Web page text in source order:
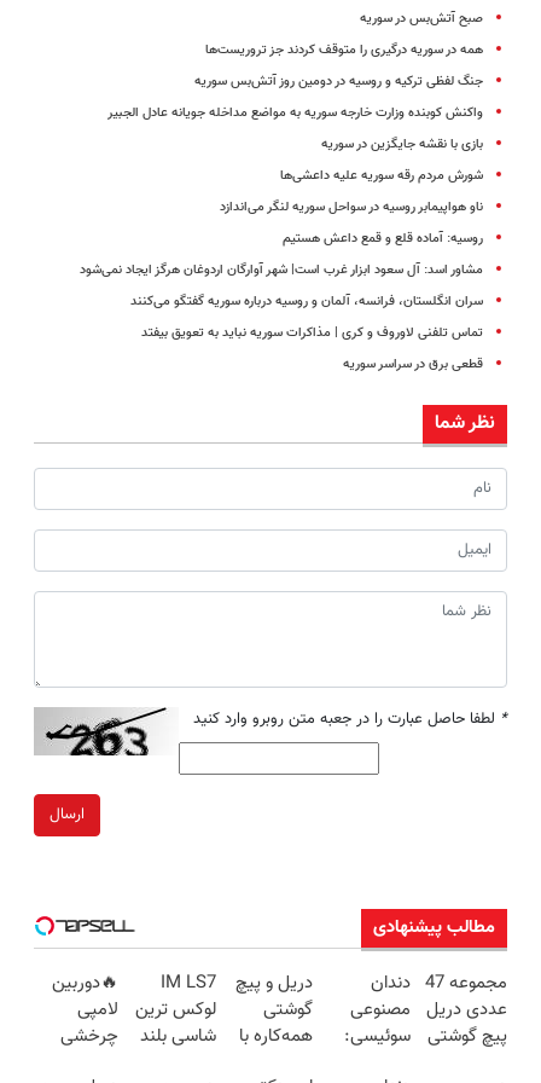
صبح آتش‌بس در سوریه
همه در سوریه درگیری را متوقف کردند جز تروریست‌ها
جنگ لفظی ترکیه و روسیه در دومین روز آتش‌بس سوریه
واکنش کوبنده وزارت خارجه سوریه به مواضع مداخله جویانه عادل الجبیر
بازی با نقشه جایگزین در سوریه
شورش مردم رقه سوریه علیه داعشی‌ها
ناو هواپیمابر روسیه در سواحل سوریه لنگر می‌اندازد
روسیه: آماده قلع و قمع داعش هستیم
مشاور اسد: آل سعود ابزار غرب است| شهر آوارگان اردوغان هرگز ایجاد نمی‌شود
سران انگلستان، فرانسه، آلمان و روسیه درباره سوریه گفتگو می‌کنند
تماس تلفنی لاوروف و کری | مذاکرات سوریه نباید به تعویق بیفتد
قطعی برق در سراسر سوریه
نظر شما
* لطفا حاصل عبارت را در جعبه متن روبرو وارد کنید
ارسال
مطالب پیشنهادی
مجموعه 47
عددی دریل
پیچ گوشتی
دندان
مصنوعی
سوئیسی:
دریل و پیچ
گوشتی
همه‌کاره با
IM LS7
لوکس ترین
شاسی بلند
🔥دوربین
لامپی
چرخشی